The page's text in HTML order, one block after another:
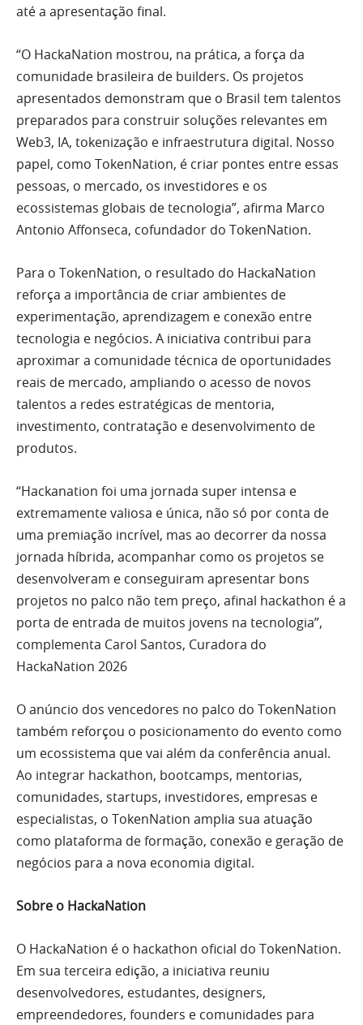
até a apresentação final.
“O HackaNation mostrou, na prática, a força da
comunidade brasileira de builders. Os projetos
apresentados demonstram que o Brasil tem talentos
preparados para construir soluções relevantes em
Web3, IA, tokenização e infraestrutura digital. Nosso
papel, como TokenNation, é criar pontes entre essas
pessoas, o mercado, os investidores e os
ecossistemas globais de tecnologia”, afirma Marco
Antonio Affonseca, cofundador do TokenNation.
Para o TokenNation, o resultado do HackaNation
reforça a importância de criar ambientes de
experimentação, aprendizagem e conexão entre
tecnologia e negócios. A iniciativa contribui para
aproximar a comunidade técnica de oportunidades
reais de mercado, ampliando o acesso de novos
talentos a redes estratégicas de mentoria,
investimento, contratação e desenvolvimento de
produtos.
“Hackanation foi uma jornada super intensa e
extremamente valiosa e única, não só por conta de
uma premiação incrível, mas ao decorrer da nossa
jornada híbrida, acompanhar como os projetos se
desenvolveram e conseguiram apresentar bons
projetos no palco não tem preço, afinal hackathon é a
porta de entrada de muitos jovens na tecnologia”,
complementa Carol Santos, Curadora do
HackaNation 2026
O anúncio dos vencedores no palco do TokenNation
também reforçou o posicionamento do evento como
um ecossistema que vai além da conferência anual.
Ao integrar hackathon, bootcamps, mentorias,
comunidades, startups, investidores, empresas e
especialistas, o TokenNation amplia sua atuação
como plataforma de formação, conexão e geração de
negócios para a nova economia digital.
Sobre o HackaNation
O HackaNation é o hackathon oficial do TokenNation.
Em sua terceira edição, a iniciativa reuniu
desenvolvedores, estudantes, designers,
empreendedores, founders e comunidades para